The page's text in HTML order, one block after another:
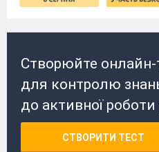
Створюйте онлайн-
для контролю
до активної
СТВОРИТИ ТЕСТ